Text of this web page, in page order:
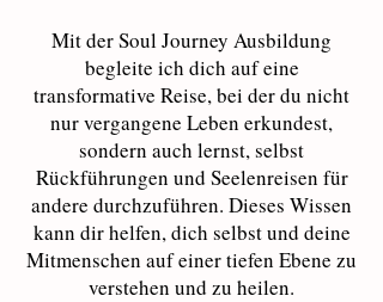
Mit der Soul Journey Ausbildung
begleite ich dich auf eine
transformative Reise, bei der du nicht
nur vergangene Leben erkundest,
sondern auch lernst, selbst
Rückführungen und Seelenreisen für
andere durchzuführen. Dieses Wissen
kann dir helfen, dich selbst und deine
Mitmenschen auf einer tiefen Ebene zu
verstehen und zu heilen.